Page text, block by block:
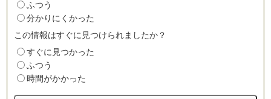
ふつう
分かりにくかった
この情報はすぐに見つけられましたか？
すぐに見つかった
ふつう
時間がかかった